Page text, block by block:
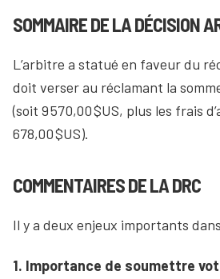
SOMMAIRE DE LA DÉCISION
L’arbitre a statué en faveur du
doit verser au réclamant la
(soit 9 570,00 $US, plus les frais
678,00 $US).
COMMENTAIRES DE LA DRC
Il y a deux enjeux importants
1. Importance de soumettre